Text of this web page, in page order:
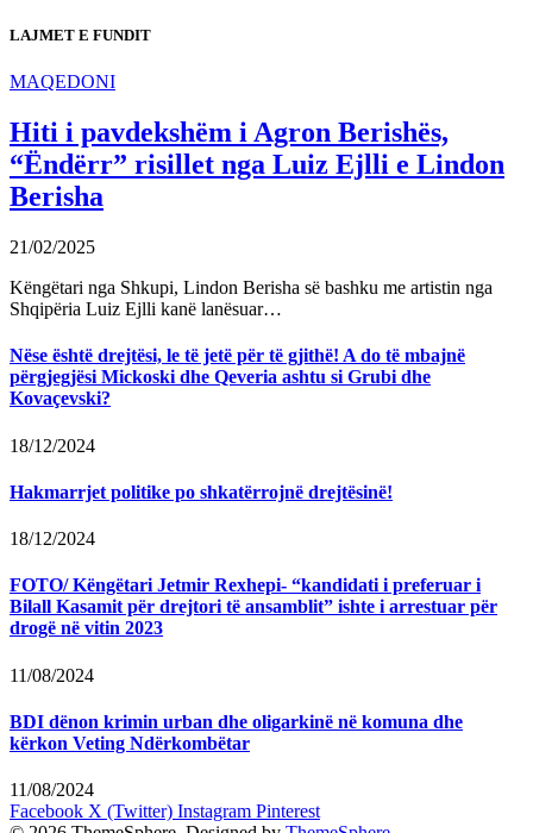
LAJMET E FUNDIT
MAQEDONI
Hiti i pavdekshëm i Agron Berishës,
“Ëndërr” risillet nga Luiz Ejlli e Lindon
Berisha
21/02/2025
Këngëtari nga Shkupi, Lindon Berisha së bashku me artistin nga
Shqipëria Luiz Ejlli kanë lanësuar…
Nëse është drejtësi, le të jetë për të gjithë! A do të mbajnë
përgjegjësi Mickoski dhe Qeveria ashtu si Grubi dhe
Kovaçevski?
18/12/2024
Hakmarrjet politike po shkatërrojnë drejtësinë!
18/12/2024
FOTO/ Këngëtari Jetmir Rexhepi- “kandidati i preferuar i
Bilall Kasamit për drejtori të ansamblit” ishte i arrestuar për
drogë në vitin 2023
11/08/2024
BDI dënon krimin urban dhe oligarkinë në komuna dhe
kërkon Veting Ndërkombëtar
11/08/2024
Facebook X (Twitter) Instagram Pinterest